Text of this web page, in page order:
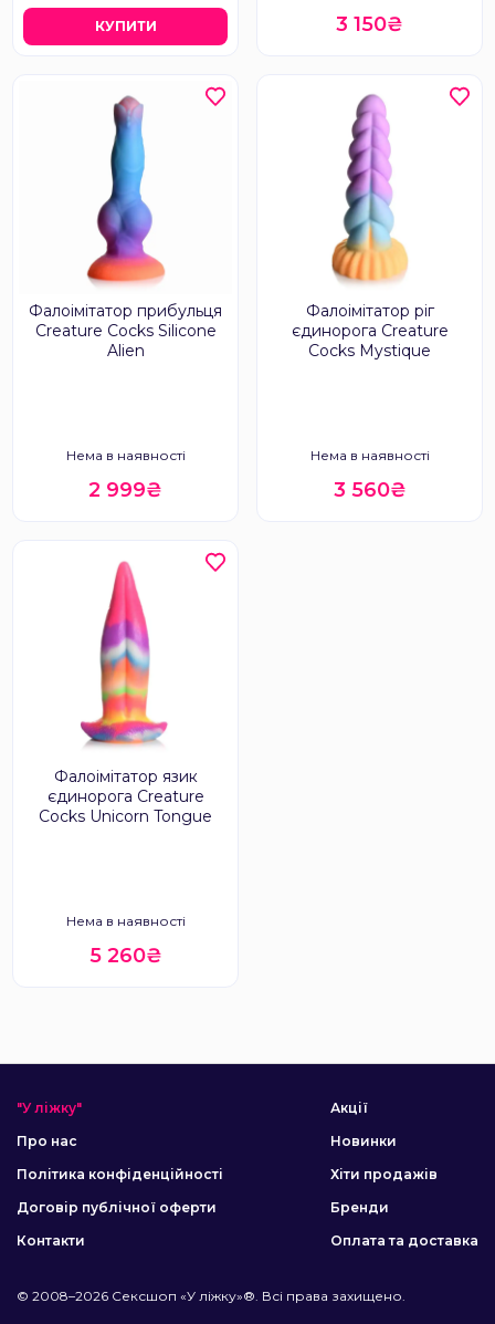
КУПИТИ 3 150₴
Фалоімітатор прибульця
Creature Cocks Silicone
Alien
Нема в наявності
2 999₴
Фалоімітатор ріг
єдинорога Creature
Cocks Mystique
Нема в наявності
3 560₴
Фалоімітатор язик
єдинорога Creature
Cocks Unicorn Tongue
Нема в наявності
5 260₴
"У ліжку"
Про нас
Політика конфіденційності
Договір публічної оферти
Контакти
Акції
Новинки
Хіти продажів
Бренди
Оплата та доставка
© 2008–2026 Сексшоп «У ліжку»®. Всі права захищено.